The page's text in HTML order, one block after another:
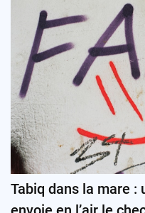
Tabiq dans la mare :